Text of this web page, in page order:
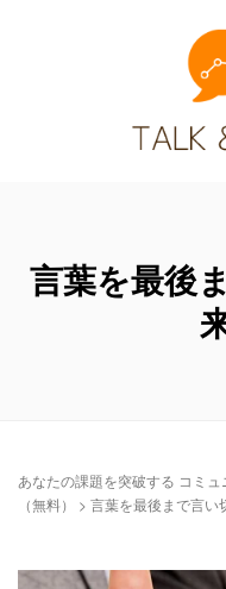
言葉を最後
あなたの課題を突破する コミ
（無料）
> 言葉を最後まで言い